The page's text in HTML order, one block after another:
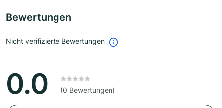
Bewertungen
Nicht verifizierte Bewertungen
0.0 (0 Bewertungen)